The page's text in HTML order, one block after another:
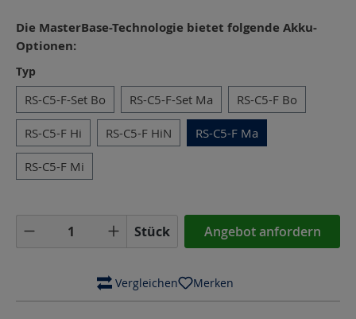
Die MasterBase-Technologie bietet folgende Akku-
Optionen:
Typ
RS-C5-F-Set Bo RS-C5-F-Set Ma RS-C5-F Bo
RS-C5-F Hi RS-C5-F HiN RS-C5-F Ma
RS-C5-F Mi
Produkt Anzahl: Gib den gewünschten
Stück Angebot anfordern
Vergleichen Merken